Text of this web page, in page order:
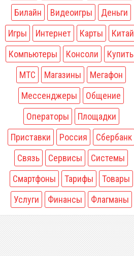
Билайн
Видеоигры
Деньги
Игры
Интернет Карты
Китай
Компьютеры
Консоли
Купить
МТС
Магазины
Мегафон
Мессенджеры
Общение
Операторы
Площадки
Приставки
Россия
Сбербанк
Связь
Сервисы
Системы
Смартфоны
Тарифы
Товары
Услуги
Финансы Флагманы